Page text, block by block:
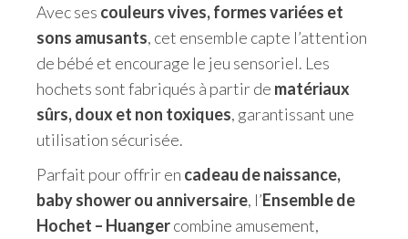
Avec ses couleurs vives, formes variées et
sons amusants, cet ensemble capte l’attention
de bébé et encourage le jeu sensoriel. Les
hochets sont fabriqués à partir de matériaux
sûrs, doux et non toxiques, garantissant une
utilisation sécurisée.
Parfait pour offrir en cadeau de naissance,
baby shower ou anniversaire, l’Ensemble de
Hochet – Huangercombine amusement,